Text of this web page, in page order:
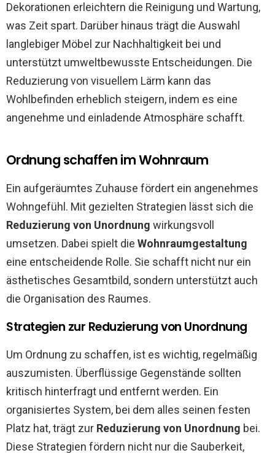
Dekorationen erleichtern die Reinigung und Wartung,
was Zeit spart. Darüber hinaus trägt die Auswahl
langlebiger Möbel zur Nachhaltigkeit bei und
unterstützt umweltbewusste Entscheidungen. Die
Reduzierung von visuellem Lärm kann das
Wohlbefinden erheblich steigern, indem es eine
angenehme und einladende Atmosphäre schafft.
Ordnung schaffen im Wohnraum
Ein aufgeräumtes Zuhause fördert ein angenehmes
Wohngefühl. Mit gezielten Strategien lässt sich die
Reduzierung von Unordnung wirkungsvoll
umsetzen. Dabei spielt die Wohnraumgestaltung
eine entscheidende Rolle. Sie schafft nicht nur ein
ästhetisches Gesamtbild, sondern unterstützt auch
die Organisation des Raumes.
Strategien zur Reduzierung von Unordnung
Um Ordnung zu schaffen, ist es wichtig, regelmäßig
auszumisten. Überflüssige Gegenstände sollten
kritisch hinterfragt und entfernt werden. Ein
organisiertes System, bei dem alles seinen festen
Platz hat, trägt zur Reduzierung von Unordnung bei.
Diese Strategien fördern nicht nur die Sauberkeit,